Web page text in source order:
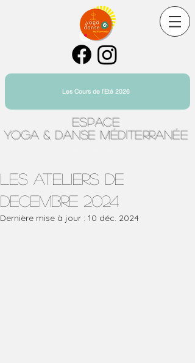
Les Cours de l'Eté 2026
Espace
Yoga & Danse Méditerranée
LES ATELIERS DE
DECEMBRE 2024
Dernière mise à jour : 10 déc. 2024